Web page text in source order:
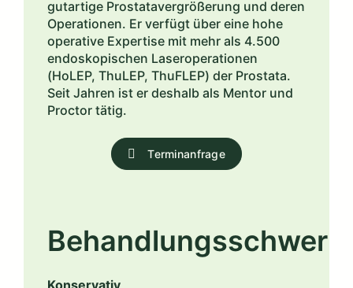
gutartige Prostatavergrößerung und deren
Operationen. Er verfügt über eine hohe
operative Expertise mit mehr als 4.500
endoskopischen Laseroperationen
(HoLEP, ThuLEP, ThuFLEP) der Prostata.
Seit Jahren ist er deshalb als Mentor und
Proctor tätig.
Terminanfrage